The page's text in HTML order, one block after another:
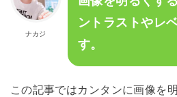
ナカジ
ントラストやレ
す。
この記事ではカンタンに画像を